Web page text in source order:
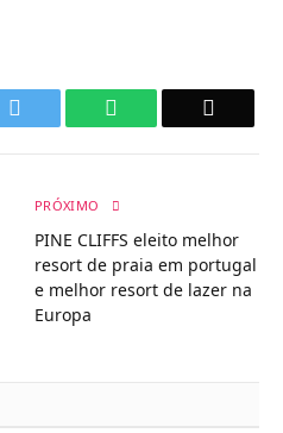
WhatsApp
PRÓXIMO
PINE CLIFFS eleito melhor
resort de praia em portugal
e melhor resort de lazer na
Europa